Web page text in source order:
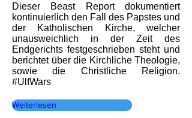
Dieser Beast Report dokumentiert
kontinuierlich den Fall des Papstes und
der Katholischen Kirche, welcher
unausweichlich in der Zeit des
Endgerichts festgeschrieben steht und
berichtet über die Kirchliche Theologie,
sowie die Christliche Religion.
#UlfWars
Weiterlesen